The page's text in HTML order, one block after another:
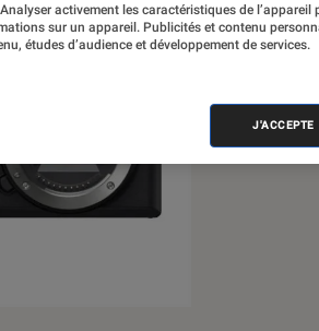
activement les caractéristiques de l’appareil
sur un appareil. Publicités et contenu
études d’audience et développement de services.
J'ACCEPTE